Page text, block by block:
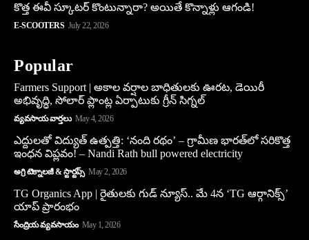
కొత్త ఈవీ స్కూట‌ర్ కొంటున్నారా? అయితే కొన్నాళ్లు ఆగండి!
E-SCOOTERS July 22, 2026
Popular
Farmers Support | అకాల వర్షాల బాధితులకు ఊరట, డెయిరీ
అభివృద్ధి, సోలార్ ప్లాంట్ల ఏర్పాటుకు గ్రీన్‌ సిగ్నల్
వ్యవసాయ వార్తలు May 4, 2026
ఎద్దులతో విద్యుత్ ఉత్పత్తి: ‘నంది రథం’ – గ్రామీణ భారత్‌లో సరికొత్త
ఇంధన విప్లవం! – Nandi Rath bull powered electricity
అగ్రి టెక్నాలజీ & స్టార్టప్స్ May 2, 2026
TG Organics App | రైతులకు గుడ్ న్యూస్.. మే 4న ‘TG ఆర్గానిక్స్’
యాప్ ప్రారంభం
సేంద్రియ వ్యవసాయం May 1, 2026